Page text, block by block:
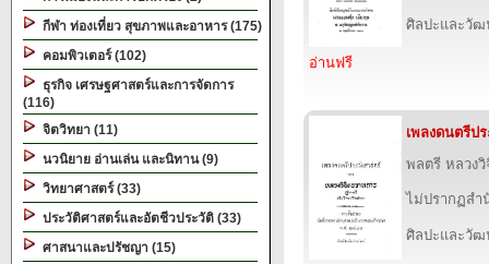
กีฬา ท่องเที่ยว สุขภาพและอาหาร (175)
คอมพิวเตอร์ (102)
ธุรกิจ เศรษฐศาสตร์และการจัดการ
(116)
จิตวิทยา (11)
นวนิยาย อ่านเล่น และนิทาน (9)
วิทยาศาสตร์ (33)
ประวัติศาสตร์และอัตชีวประวัติ (33)
ศาสนาและปรัชญา (15)
ศิลปะและวัฒ
อ่านฟรี
เพลงดนตรีป
พลตรี หลวง
ไม่ปรากฏส
ศิลปะและวัฒ